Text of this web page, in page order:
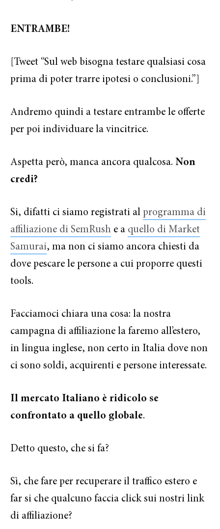
ENTRAMBE!
[Tweet “Sul web bisogna testare qualsiasi cosa
prima di poter trarre ipotesi o conclusioni.”]
Andremo quindi a testare entrambe le offerte
per poi individuare la vincitrice.
Aspetta però, manca ancora qualcosa. Non
credi?
Si, difatti ci siamo registrati alprogramma di
affiliazione di SemRush e a quello di Market
Samurai, ma non ci siamo ancora chiesti da
dove pescare le persone a cui proporre questi
tools.
Facciamoci chiara una cosa: la nostra
campagna di affiliazione la faremo all’estero,
in lingua inglese, non certo in Italia dove non
ci sono soldi, acquirenti e persone interessate.
Il mercato Italiano è ridicolo se
confrontato a quello globale.
Detto questo, che si fa?
Sì, che fare per recuperare il traffico estero e
far si che qualcuno faccia click sui nostri link
di affiliazione?